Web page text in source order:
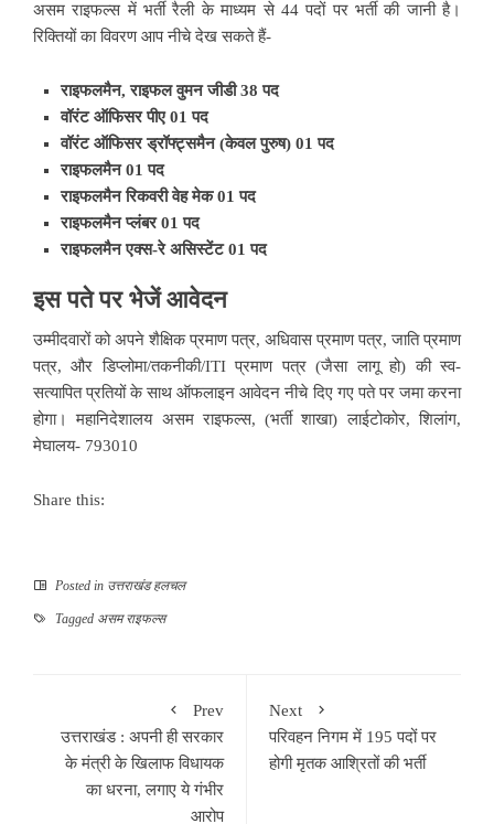
असम राइफल्स में भर्ती रैली के माध्यम से 44 पदों पर भर्ती की जानी है।
रिक्तियों का विवरण आप नीचे देख सकते हैं-
राइफलमैन, राइफल वुमन जीडी 38 पद
वॉरंट ऑफिसर पीए 01 पद
वॉरंट ऑफिसर ड्रॉफ्ट्समैन (केवल पुरुष) 01 पद
राइफलमैन 01 पद
राइफलमैन रिकवरी वेह मेक 01 पद
राइफलमैन प्लंबर 01 पद
राइफलमैन एक्स-रे असिस्टेंट 01 पद
इस पते पर भेजें आवेदन
उम्मीदवारों को अपने शैक्षिक प्रमाण पत्र, अधिवास प्रमाण पत्र, जाति प्रमाण
पत्र, और डिप्लोमा/तकनीकी/ITI प्रमाण पत्र (जैसा लागू हो) की स्व-
सत्यापित प्रतियों के साथ ऑफलाइन आवेदन नीचे दिए गए पते पर जमा करना
होगा। महानिदेशालय असम राइफल्स, (भर्ती शाखा) लाईटोकोर, शिलांग,
मेघालय- 793010
Share this:
Posted in उत्तराखंड हलचल
Tagged असम राइफल्स
Prev
उत्तराखंड : अपनी ही सरकार
के मंत्री के खिलाफ विधायक
का धरना, लगाए ये गंभीर
आरोप
Next
परिवहन निगम में 195 पदों पर
होगी मृतक आश्रितों की भर्ती